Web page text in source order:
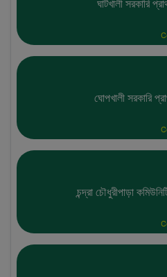
ঘোপখালী সরকারি
চন্দ্রা চৌধুরীপাড়া